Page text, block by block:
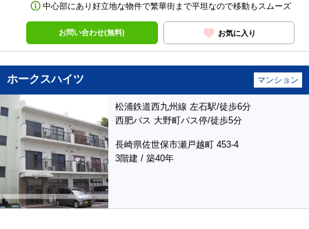
中心部にあり好立地な物件で繁華街まで平坦なので移動もスムーズ
お問い合わせ(無料) お気に入り
ホークスハイツ マンション
松浦鉄道西九州線 左石駅/徒歩6分
西肥バス 大野町バス停/徒歩5分
長崎県佐世保市瀬戸越町 453-4
3階建 / 築40年